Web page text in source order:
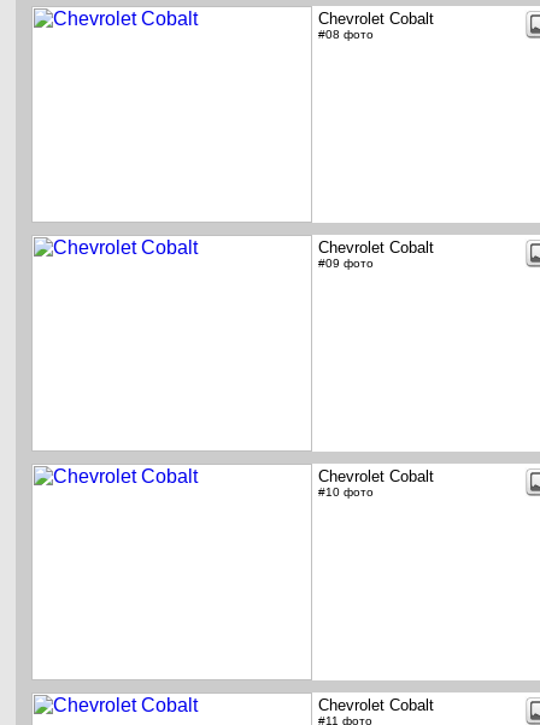
Chevrolet Cobalt
#08 фото
Chevrolet Cobalt
#09 фото
Chevrolet Cobalt
#10 фото
Chevrolet Cobalt
#11 фото